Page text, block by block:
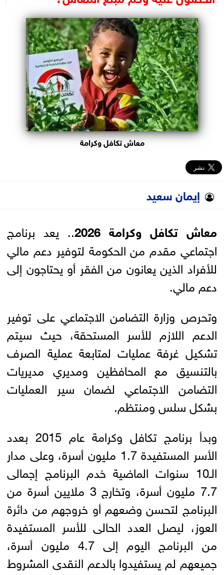
البرلمان
الوزارات
الأحزاب
معاش تكافل وكرامة
إيمان سعيد
معاش تكافل وكرامة 2026
.. يعد برنامج
اجتماعي مقدم من الحكومة لتوفير دعم مالي
للأفراد الذين يعانون من الفقر أو يحتاجون إلى
دعم مالي.
وتحرص وزارة التضامن الاجتماعي على توفير
الدعم اللازم للأسر المستحقة، حيث سيتم
تشكيل غرفة عمليات لمتابعة عملية الصرف
بالتنسيق مع المحافظين ومديري مديريات
التضامن الاجتماعي لضمان سير العمليات
بشكل سلس ومنتظم.
وبدأ برنامج تكافل وكرامة عام 2015 بعدد
الأسر المستفيدة 1.7 مليون أسرة، وعلى مدار
الـ10 سنوات الماضية خدم البرنامج إجمالى
7.7 مليون أسرة، وتخارج 3 ملايين أسرة من
البرنامج لتحسن وضعهم أو خروجهم من دائرة
العوز، ليصل العدد الحالى للأسر المستفيدة
من البرنامج اليوم إلى 4.7 مليون أسرة،
جميعهم لم يستفيدوا بالدعم النقدى المشروط